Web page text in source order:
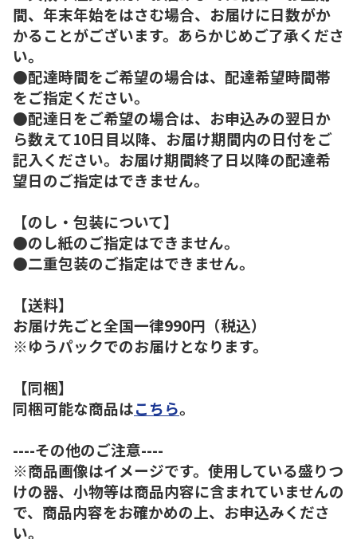
間、年末年始をはさむ場合、お届けに日数がか
かることがございます。あらかじめご了承くださ
い。
●配達時間をご希望の場合は、配達希望時間帯
をご指定ください。
●配達日をご希望の場合は、お申込みの翌日か
ら数えて10日目以降、お届け期間内の日付をご
記入ください。お届け期間終了日以降の配達希
望日のご指定はできません。
【のし・包装について】
●のし紙のご指定はできません。
●二重包装のご指定はできません。
【送料】
お届け先ごと全国一律990円（税込）
※ゆうパックでのお届けとなります。
【同梱】
同梱可能な商品はこちら。
----その他のご注意----
※商品画像はイメージです。使用している盛りつ
けの器、小物等は商品内容に含まれていませんの
で、商品内容をお確かめの上、お申込みくださ
い。